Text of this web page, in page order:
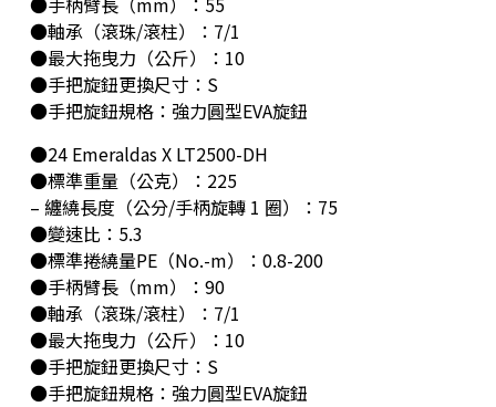
●軸承（滾珠/滾柱）：7/1
●最大拖曳力（公斤）：10
●手把旋鈕更換尺寸：S
●手把旋鈕規格：強力圓型EVA旋鈕
●24 Emeraldas X LT2500-DH
●標準重量（公克）：225
– 纏繞長度（公分/手柄旋轉 1 圈）：75
●變速比：5.3
●標準捲繞量PE（No.-m）：0.8-200
●手柄臂長（mm）：90
●軸承（滾珠/滾柱）：7/1
●最大拖曳力（公斤）：10
●手把旋鈕更換尺寸：S
●手把旋鈕規格：強力圓型EVA旋鈕